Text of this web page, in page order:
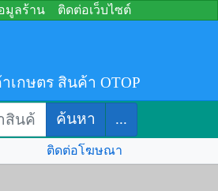
มูลร้าน ติดต่อเว็บไซต์
กษตร สินค้า OTOP
ค้นหา ...
ติดต่อโฆษณา